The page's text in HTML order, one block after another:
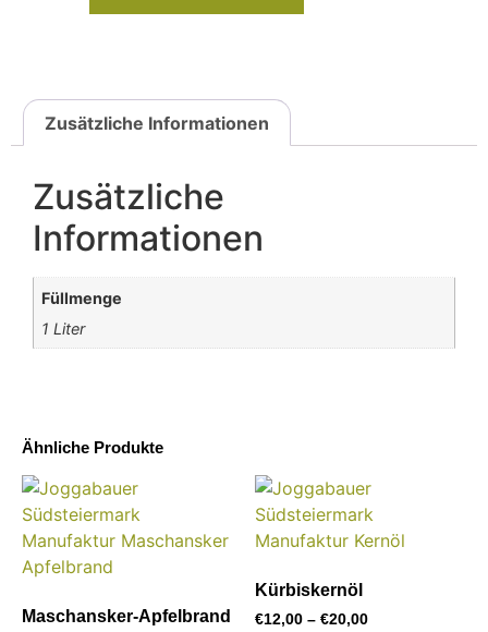
Zusätzliche Informationen
Zusätzliche
Informationen
Füllmenge
1 Liter
Ähnliche Produkte
Maschansker-Apfelbrand
Kürbiskernöl
€12,00 – €20,00